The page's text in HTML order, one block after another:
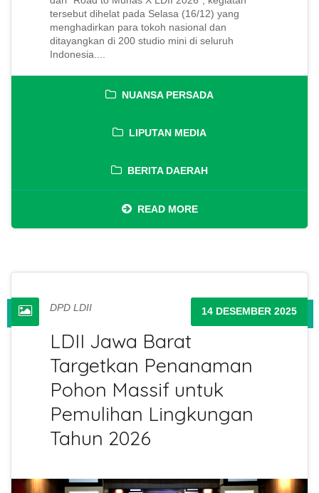
tersebut dihelat pada Selasa (16/12) yang
menghadirkan para tokoh nasional dan
ditayangkan di 200 studio mini di seluruh
Indonesia....
NUANSA PERSADA
LIPUTAN MEDIA
BERITA DAERAH
READ MORE
DPD LDII
LDII Jawa Barat
Targetkan Penanaman
Pohon Massif untuk
Pemulihan Lingkungan
Tahun 2026
14 DESEMBER 2025